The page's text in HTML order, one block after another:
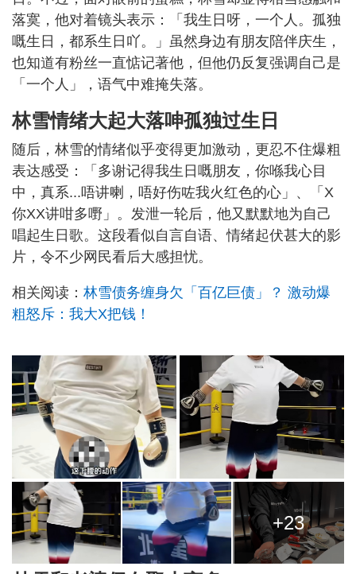
落寞，他对着镜头表示：「我生日呀，一个人。孤独
嘅生日，都系生日吖。」虽然身边有朋友陪伴庆生，
也知道有粉丝一直惦记著他，但他仍反复强调自己是
「一个人」，语气中难掩失落。
林雪情绪大起大落呻孤独过生日
随后，林雪的情绪似乎变得更加激动，更忍不住爆粗
表达感受：「多谢记得我生日嘅朋友，你喺我心目
中，真系...唔讲喇，唔好伤咗我火红色的心」、「X
你XX讲咁多嘢」。发泄一轮后，他又默默地为自己
唱起生日歌。这段看似自言自语、情绪起伏甚大的影
片，令不少网民看后大感担忧。
相关阅读： 林雪债务缠身欠「百亿巨债」？ 激动爆
粗怒斥：我大X把钱！
+23